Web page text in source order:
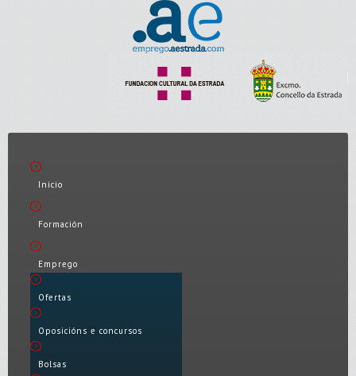
Inicio
Formación
Emprego
Ofertas
Oposicións e concursos
Bolsas